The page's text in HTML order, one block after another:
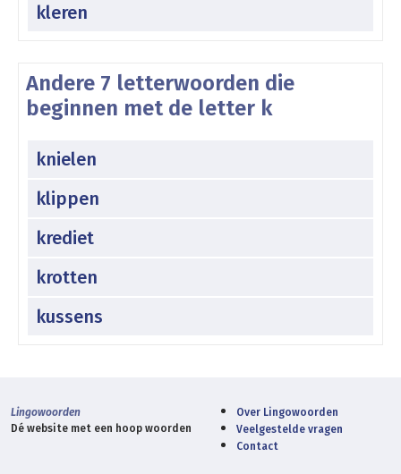
kleren
Andere 7 letterwoorden die
beginnen met de letter k
knielen
klippen
krediet
krotten
kussens
Lingowoorden
Dé website met een hoop woorden
Over Lingowoorden
Veelgestelde vragen
Contact